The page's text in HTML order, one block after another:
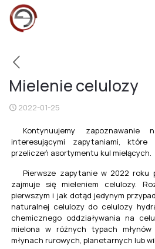
Mielenie celulozy
2022-01-25
Kontynuujemy
interesującymi zapytaniami,
przeliczeń asortymentu kul mielących.
Pierwsze zapytanie w 2022 roku
zajmuje się mieleniem celulozy.
pierwszym i jak dotąd jedynym
naturalnej celulozy do celulozy
chemicznego oddziaływania na
mielona w różnych typach
młynach rurowych, planetarnych lub